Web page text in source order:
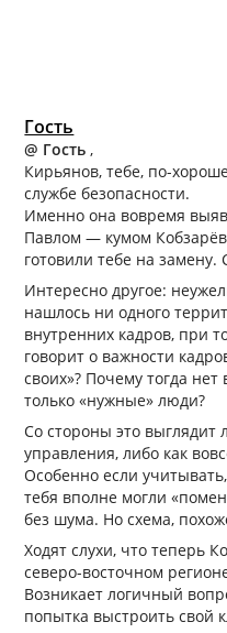
Гость
@ Гость ,
Кирьянов, тебе, по-
службе безопасности.
Именно она вовремя
Павлом — кумом
готовили тебе на замену.
Интересно другое:
нашлось ни одного
внутренних кадров, при
говорит о важности
своих»? Почему тогда
только «нужные» люди?
Со стороны это выглядит
управления, либо как
Особенно если
тебя вполне могли
без шума. Но схема,
Ходят слухи, что теперь
северо-восточном
Возникает логичный
попытка выстроить свой